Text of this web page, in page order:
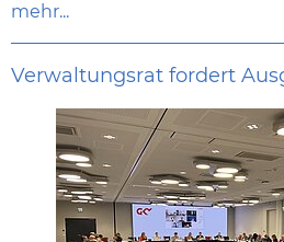
mehr...
Verwaltungsrat fordert